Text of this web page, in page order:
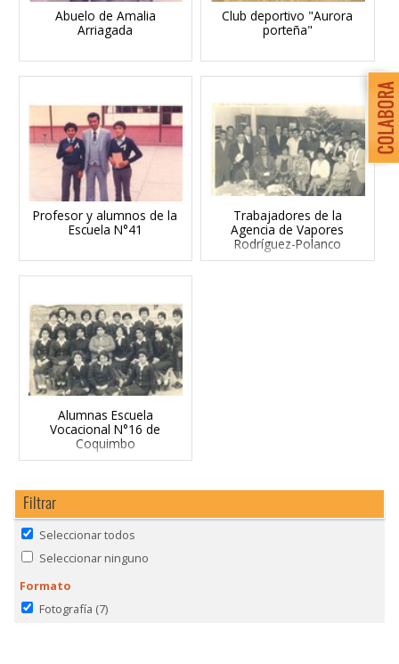
Abuelo de Amalia
Arriagada
Club deportivo "Aurora
porteña"
Profesor y alumnos de la
Escuela N°41
Trabajadores de la
Agencia de Vapores
Rodríguez-Polanco
Alumnas Escuela
Vocacional N°16 de
Coquimbo
Filtrar
Seleccionar todos
Seleccionar ninguno
Formato
Fotografía (7)